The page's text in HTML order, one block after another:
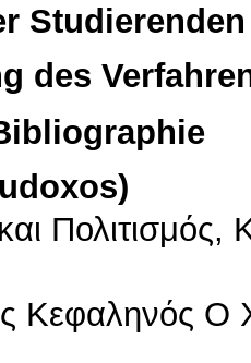
Studierenden
des
Πολιτισμός,
Κεφαληνός